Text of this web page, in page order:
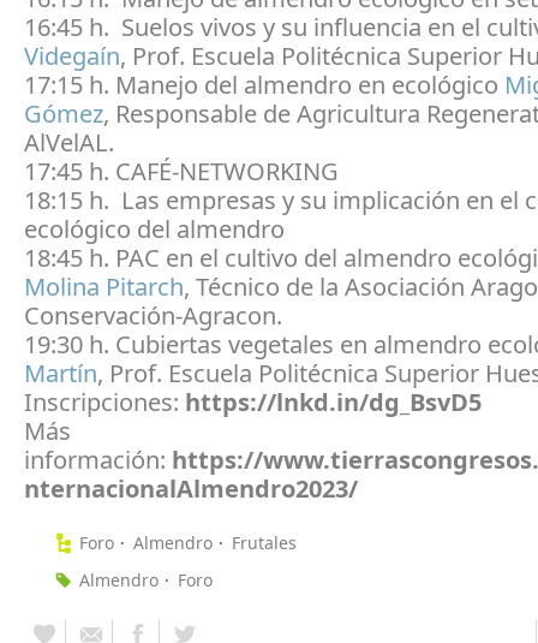
16:45 h. Suelos vivos y su influencia en el
Videgaín, Prof. Escuela Politécnica Superior
17:15 h. Manejo del almendro en ecológico
Gómez, Responsable de Agricultura
AlVelAL.
17:45 h. CAFÉ-NETWORKING
18:15 h. Las empresas y su implicación en el
ecológico del almendro
18:45 h. PAC en el cultivo del almendro
Molina Pitarch, Técnico de la Asociación
Conservación-Agracon.
19:30 h. Cubiertas vegetales en almendro
Martín, Prof. Escuela Politécnica Superior
Inscripciones: https://lnkd.in/dg_BsvD5
Más
información: https://
nternacionalAlmendro2023/
Foro Almendro
Frutales
Almendro
Foro